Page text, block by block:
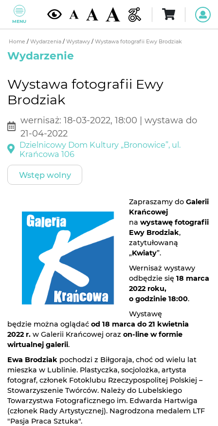
MENU
Home / Wydarzenia / Wystawy / Wystawa fotografii Ewy Brodziak
Wydarzenie
Wystawa fotografii Ewy
Brodziak
wernisaż: 18-03-2022, 18:00 | wystawa do
21-04-2022
Dzielnicowy Dom Kultury „Bronowice”, ul.
Krańcowa 106
Wstęp wolny
Zapraszamy do Galerii
Krańcowej
na wystawę fotografii
Ewy Brodziak,
zatytułowaną
„Kwiaty”.
Wernisaż wystawy
odbędzie się 18 marca
2022 roku,
o godzinie 18:00.
Wystawę
będzie można oglądać od 18 marca do 21 kwietnia
2022 r. w Galerii Krańcowej oraz on-line w formie
wirtualnej galerii.
Ewa Brodziak pochodzi z Biłgoraja, choć od wielu lat
mieszka w Lublinie. Plastyczka, socjolożka, artysta
fotograf, członek Fotoklubu Rzeczypospolitej Polskiej –
Stowarzyszenie Twórców. Należy do Lubelskiego
Towarzystwa Fotograficznego im. Edwarda Hartwiga
(członek Rady Artystycznej). Nagrodzona medalem LTF
"Pasja Praca Sztuka".